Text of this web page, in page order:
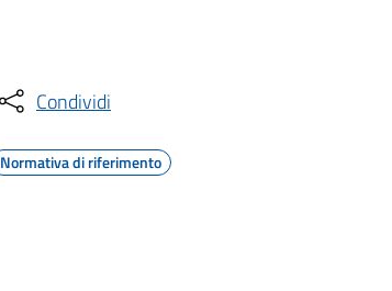
Condividi
Normativa di riferimento